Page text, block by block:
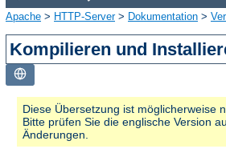
Apache > HTTP-Server> Dokumentation >
Kompilieren und
Diese Übersetzung ist möglicherweise
Bitte prüfen Sie die englische Version
Änderungen.